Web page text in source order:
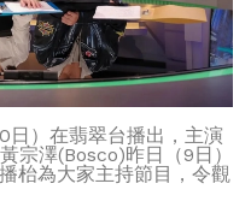
日）在翡翠台播出，主演
宗澤(Bosco)昨日（9日）
枱為大家主持節目，令觀